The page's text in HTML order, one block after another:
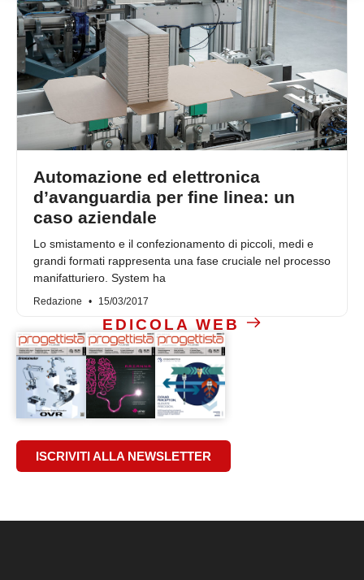
Automazione ed elettronica
d’avanguardia per fine linea: un
caso aziendale
Lo smistamento e il confezionamento di piccoli, medi e
grandi formati rappresenta una fase cruciale nel processo
manifatturiero. System ha
Redazione 15/03/2017
EDICOLA WEB
ISCRIVITI ALLA NEWSLETTER